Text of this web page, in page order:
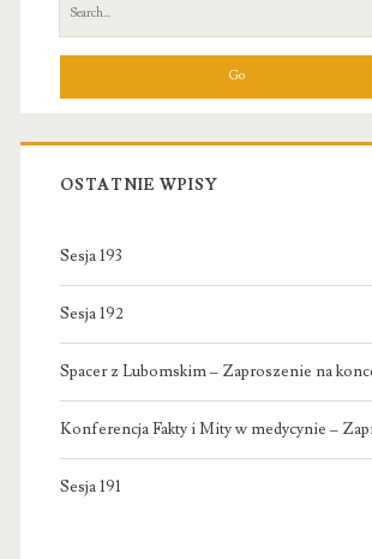
Search
for:
OSTATNIE WPISY
Sesja 193
Sesja 192
Spacer z Lubomskim – Zaproszenie na
Konferencja Fakty i Mity w medycynie –
Sesja 191